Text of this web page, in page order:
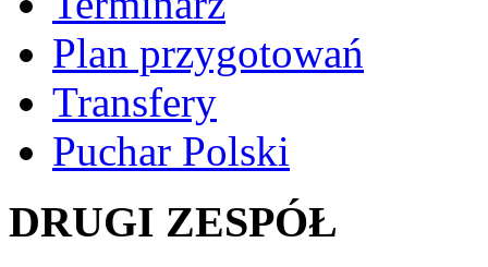
Plan przygotowań
Transfery
Puchar Polski
DRUGI ZESPÓŁ